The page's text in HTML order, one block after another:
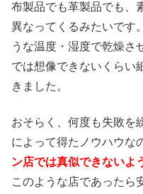
布製品でも革製品でも、
異なってくるみたいです
うな温度・湿度で乾燥さ
では想像できないくらい
きました。
おそらく、何度も失敗を
によって得たノウハウな
ン店では真似できないよ
このような店であったら